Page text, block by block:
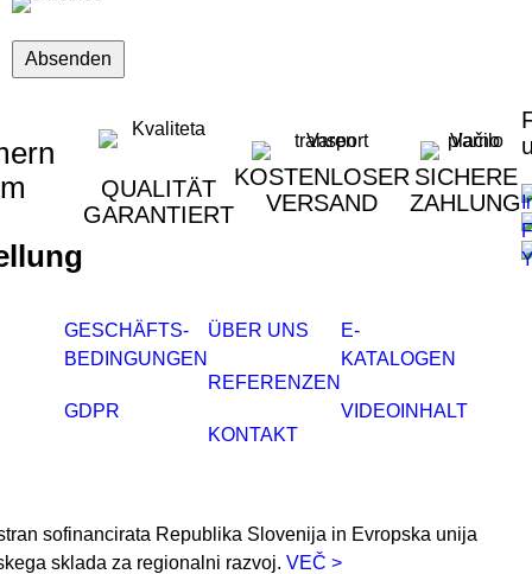
QUALITÄT
GARANTIERT
KOSTENLOSER
VERSAND
SICHERE
ZAHLUNG
GESCHÄFTS-
BEDINGUNGEN
GDPR
ÜBER UNS
REFERENZEN
KONTAKT
E-
KATALOGEN
VIDEOINHALT
sofinancirata Republika Slovenija in Evropska unija
sklada za regionalni razvoj. VEČ >